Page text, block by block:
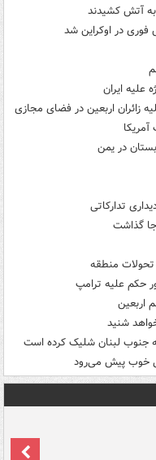
آتش کشیدند
در اوکراین شد
ایران
زائران اربعین در فضای مجازی
در یمن
تدارکاتی
گذاشت
تحولات منطقه
حکم علیه ترامپ
اربعین
شنید
خوب پیش می‌رود